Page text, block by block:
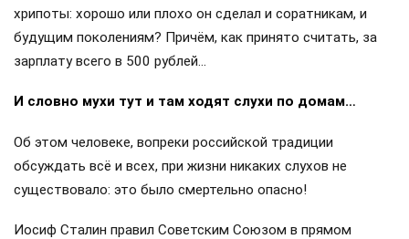
хрипоты: хорошо или плохо он сделал и соратникам, и
будущим поколениям? Причём, как принято считать, за
зарплату всего в 500 рублей…
И словно мухи тут и там ходят слухи по домам…
Об этом человеке, вопреки российской традиции
обсуждать всё и всех, при жизни никаких слухов не
существовало: это было смертельно опасно!
Иосиф Сталин правил Советским Союзом в прямом